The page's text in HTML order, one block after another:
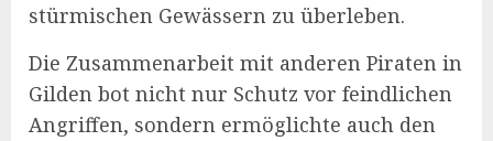
stürmischen Gewässern zu überleben.
Die Zusammenarbeit mit anderen Piraten in
Gilden bot nicht nur Schutz vor feindlichen
Angriffen, sondern ermöglichte auch den